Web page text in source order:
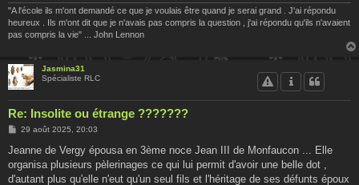
"A l'école ils m'ont demandé ce que je voulais être quand je serai grand . J'ai répondu
heureux . Ils m'ont dit que je n'avais pas compris la question , j'ai répondu qu'ils n'avaient
pas compris la vie" ... John Lennon
Jasmina31
Spécialiste RLC
Re: Insolite ou étrange ???????
M
s
a
g
29 août 2025, 20:03
Jeanne de Vergy épousa en 3ème noce Jean III de Monfaucon ... Elle
organisa plusieurs pèlerinages ce qui lui permit d'avoir une belle dot ,
d'autant plus qu'elle n'eut qu'un seul fils et l'héritage de ses défunts époux